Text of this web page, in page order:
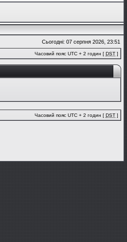
Сьогодні: 07 серпня 2026, 23:51
Часовий пояс UTC + 2 годин [ DST ]
Часовий пояс UTC + 2 годин [ DST ]